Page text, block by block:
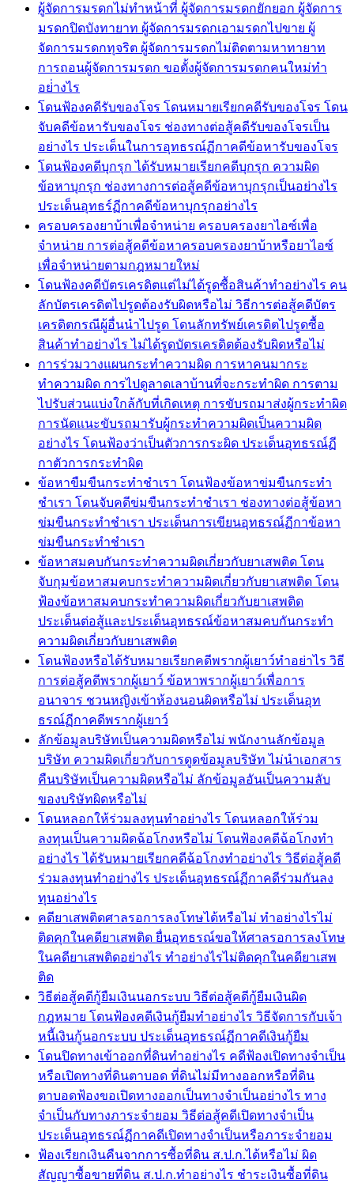
ผู้จัดการมรดกไม่ทำหน้าที่ ผู้จัดการมรดกยักยอก ผู้จัดการ
มรดกปิดบังทายาท ผู้จัดการมรดกเอามรดกไปขาย ผู้
จัดการมรดกทุจริต ผู้จัดการมรดกไม่ติดตามหาทายาท
การถอนผู้จัดการมรดก ขอตั้งผู้จัดการมรดกคนใหม่ทำ
อย่่างไร
โดนฟ้องคดีรับของโจร โดนหมายเรียกคดีรับของโจร โดน
จับคดีข้อหารับของโจร ช่องทางต่อสู้คดีรับของโจรเป็น
อย่างไร ประเด็นในการอุทธรณ์ฏีกาคดีข้อหารับของโจร
โดนฟ้องคดีบุกรุก ได้รับหมายเรียกคดีบุกรุก ความผิด
ข้อหาบุกรุก ช่องทางการต่อสู้คดีข้อหาบุกรุกเป็นอย่างไร
ประเด็นอุทธร์ฏีกาคดีข้อหาบุกรุกอย่างไร
ครอบครองยาบ้าเพื่อจำหน่าย ครอบครองยาไอซ์เพื่อ
จำหน่าย การต่อสู้คดีข้อหาครอบครองยาบ้าหรือยาไอซ์
เพื่อจำหน่ายตามกฎหมายใหม่
โดนฟ้องคดีบัตรเครดิตแต่ไม่ได้รูดซื้อสินค้าทำอย่างไร คน
ลักบัตรเครดิตไปรูดต้องรับผิดหรือไม่ วิธีการต่อสู้คดีบัตร
เครดิตกรณีผู้อื่นนำไปรูด โดนลักทรัพย์เครดิตไปรูดซื้อ
สินค้าทำอย่างไร ไม่ได้รูดบัตรเครดิตต้องรับผิดหรือไม่
การร่วมวางแผนกระทำความผิด การหาคนมากระ
ทำความผิด การไปดูลาดเลาบ้านที่จะกระทำผิด การตาม
ไปรับส่วนแบ่งใกล้กับที่เกิดเหตุ การขับรถมาส่งผู้กระทำผิด
การนัดแนะขับรถมารับผู้กระทำความผิดเป็นความผิด
อย่างไร โดนฟ้องว่าเป็นตัวการกระผิด ประเด็นอุทธรณ์ฏี
กาตัวการกระทำผิด
ข้อหาขืมขืนกระทำชำเรา โดนฟ้องข้อหาข่มขืนกระทำ
ชำเรา โดนจับคดีข่มขืนกระทำชำเรา ช่องทางต่อสู้ข้อหา
ข่มขืนกระทำชำเรา ประเด็นการเขียนอุทธรณ์ฏีกาข้อหา
ข่มขืนกระทำชำเรา
ข้อหาสมคบกันกระทำความผิดเกี่ยวกับยาเสพติด โดน
จับกุมข้อหาสมคบกระทำความผิดเกี่ยวกับยาเสพติด โดน
ฟ้องข้อหาสมคบกระทำความผิดเกี่ยวกับยาเสพติด
ประเด็นต่อสู้และประเด็นอุทธรณ์ข้อหาสมคบกันกระทำ
ความผิดเกี่ยวกับยาเสพติด
โดนฟ้องหรือได้รับหมายเรียกคดีพรากผู้เยาว์ทำอย่าไร วิธี
การต่อสู้คดีพรากผู้เยาว์ ข้อหาพรากผู้เยาว์เพื่อการ
อนาจาร ชวนหญิงเข้าห้องนอนผิดหรือไม่ ประเด็นอุท
ธรณ์ฏีกาคดีพรากผู้เยาว์
ลักข้อมูลบริษัทเป็นความผิดหรือไม่ พนักงานลักข้อมูล
บริษัท ความผิดเกี่ยวกับการดูดข้อมูลบริษัท ไม่นำเอกสาร
คืนบริษัทเป็นความผิดหรือไม่ ลักข้อมูลอันเป็นความลับ
ของบริษัทผิดหรือไม่
โดนหลอกให้ร่วมลงทุนทำอย่างไร โดนหลอกให้ร่วม
ลงทุนเป็นความผิดฉ้อโกงหรือไม่ โดนฟ้องคดีฉ้อโกงทำ
อย่างไร ได้รับหมายเรียกคดีฉ้อโกงทำอย่างไร วิธีต่อสู้คดี
ร่วมลงทุนทำอย่างไร ประเด็นอุทธรณ์ฏีกาคดีร่วมกันลง
ทุนอย่างไร
คดียาเสพติดศาลรอการลงโทษได้หรือไม่ ทำอย่างไรไม่
ติดคุกในคดียาเสพติด ยื่นอุทธรณ์ขอให้ศาลรอการลงโทษ
ในคดียาเสพติดอย่างไร ทำอย่างไรไม่ติดคุกในคดียาเสพ
ติด
วิธีต่อสู้คดีกู้ยืมเงินนอกระบบ วิธีต่อสู้คดีกู้ยืมเงินผิด
กฎหมาย โดนฟ้องคดีเงินกู้ยืมทำอย่างไร วิธีจัดการกับเจ้า
หนี้เงินกู้นอกระบบ ประเด็นอุทธรณ์ฏีกาคดีเงินกู้ยืม
โดนปิดทางเข้าออกที่ดินทำอย่างไร คดีฟ้องเปิดทางจำเป็น
หรือเปิดทางที่ดินตาบอด ที่ดินไม่มีทางออกหรือที่ดิน
ตาบอดฟ้องขอเปิดทางออกเป็นทางจำเป็นอย่างไร ทาง
จำเป็นกับทางภาระจำยอม วิธีต่อสู้คดีเปิดทางจำเป็น
ประเด็นอุทธรณ์ฏีกาคดีเปิดทางจำเป็นหรือภาระจำยอม
ฟ้องเรียกเงินคืนจากการซื้อที่ดิน ส.ป.ก.ได้หรือไม่ ผิด
สัญญาซื้อขายที่ดิน ส.ป.ก.ทำอย่างไร ชำระเงินซื้อที่ดิน